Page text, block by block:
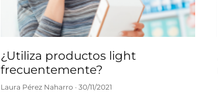
¿Utiliza productos light
frecuentemente?
Laura Pérez Naharro 30/11/2021